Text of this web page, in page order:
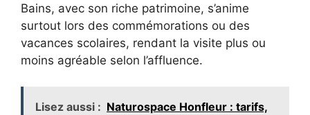
Bains, avec son riche patrimoine, s’anime
surtout lors des commémorations ou des
vacances scolaires, rendant la visite plus ou
moins agréable selon l’affluence.
Lisez aussi : Naturospace Honfleur : tarifs,